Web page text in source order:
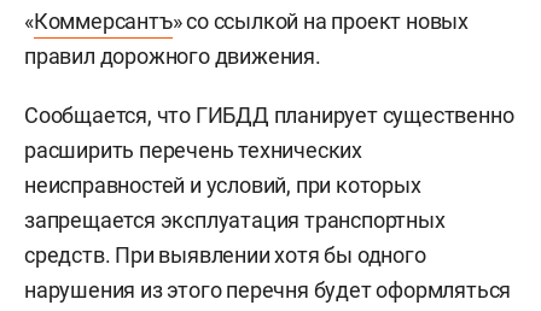
«Коммерсантъ» со ссылкой на проект новых
правил дорожного движения.
Сообщается, что ГИБДД планирует существенно
расширить перечень технических
неисправностей и условий, при которых
запрещается эксплуатация транспортных
средств. При выявлении хотя бы одного
нарушения из этого перечня будет оформляться